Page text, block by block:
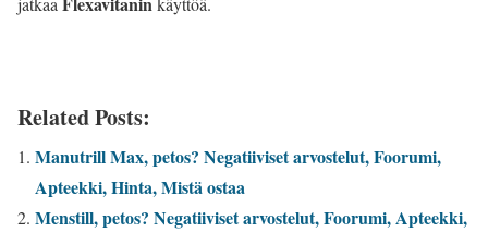
Related Posts:
Manutrill Max, petos? Negatiiviset arvostelut, Foorumi,
Apteekki, Hinta, Mistä ostaa
Menstill, petos? Negatiiviset arvostelut, Foorumi, Apteekki,